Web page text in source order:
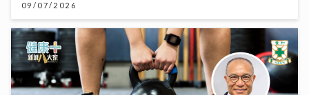
09/07/2026